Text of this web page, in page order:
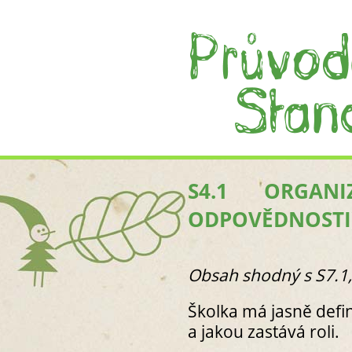
S4.1
Obsah shodný s
Školka má jasně
a jakou zastává roli.